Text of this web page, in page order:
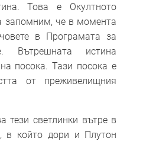
Това е Окултното
запомним, че в момента
в Програмата за
Вътрешната истина
посока. Тази посока е
от преживелищния
тези светлинки вътре в
в който дори и Плутон